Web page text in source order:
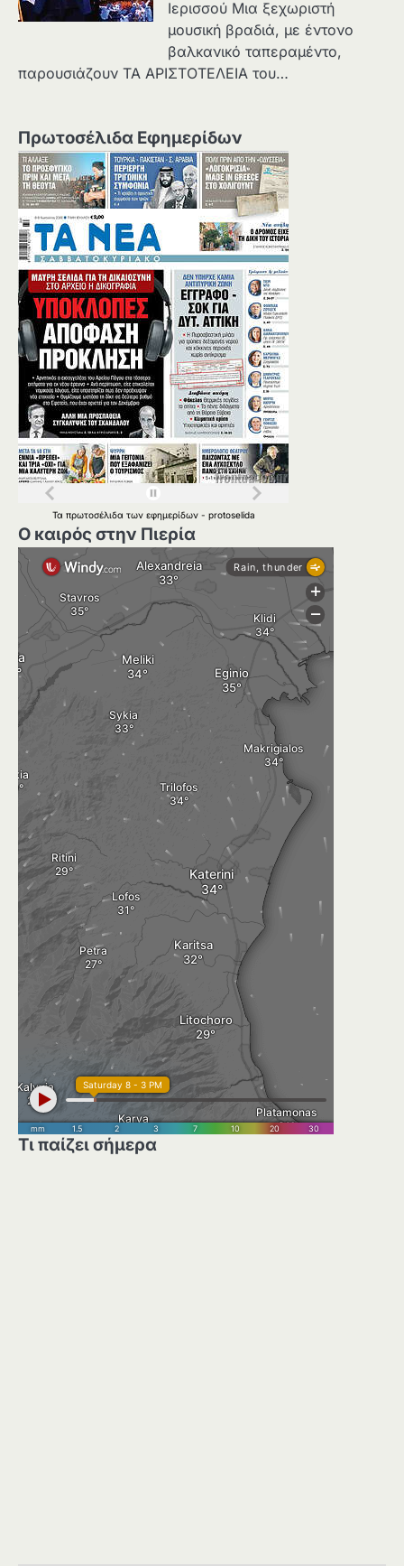
Ιερισσού Μια ξεχωριστή
μουσική βραδιά, με έντονο
βαλκανικό ταπεραμέντο,
παρουσιάζουν ΤΑ ΑΡΙΣΤΟΤΕΛΕΙΑ του…
Πρωτοσέλιδα Εφημερίδων
Τα πρωτοσέλιδα των εφημερίδων - protoselida
Ο καιρός στην Πιερία
Τι παίζει σήμερα